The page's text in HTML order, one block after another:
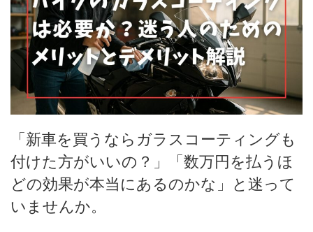
「新車を買うならガラスコーティングも
付けた方がいいの？」「数万円を払うほ
どの効果が本当にあるのかな」と迷って
いませんか。